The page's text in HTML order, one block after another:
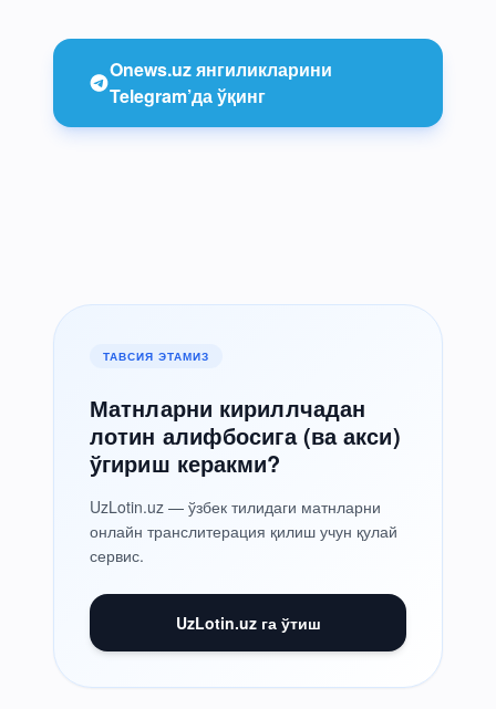
Onews.uz янгиликларини
Telegram’да ўқинг
ТАВСИЯ ЭТАМИЗ
Матнларни кириллчадан
лотин алифбосига (ва акси)
ўгириш керакми?
UzLotin.uz — ўзбек тилидаги матнларни
онлайн транслитерация қилиш учун қулай
сервис.
UzLotin.uz га ўтиш